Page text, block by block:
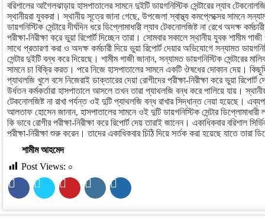
বরিশালের আগৈলঝাড়ায় হাসপাতালের সামনে দুইটি ডায়গনিস্টিক সেন্টারের ল্যাব
স্থানীয়রা যুবকরা। স্থানীয় সূত্রে জানা গেছে, উপজেলা স্বাস্থ্য কমপ্লেক্সের সামনে
ডায়গনিস্টিক সেন্টারে দীর্ঘদিন ধরে ডিপ্লোমাধারী ল্যাব টেকনোলজিষ্ট না রেখে অদক্ষ
পরীক্ষা-নিরীক্ষা করে ভুয়া রিপোর্ট দিচ্ছেন তারা। সোমবার সকালে স্থানীয় যুবক শামীম
সাথে প্রতারণা করা ও অদক্ষ কর্মচারী দিয়ে ভুয়া রিপোর্ট দেয়ার অভিযোগে সন্যামত
সেন্টার দুইটি বন্ধ করে দিয়েছে। শামীম গাজী জানান, সন্যামত ডায়গনিস্টিক সেন্টারের
সামনে চা বিক্রি করত। পরে নিজে হাসপাতালের সামনে একটি ঔষধের দোকান দেয়।
প্যাথলজি খুলে বসে নিজেরাই ডাক্তারের দেয়া রোগীদের পরীক্ষা-নিরীক্ষা করে ভুয়া
উর্ধতন কর্মকর্তারা হাসপাতালে আসলে তখন তারা প্যাথলজি বন্ধ করে পালিয়ে যায়।
টেকনোলজিষ্ট না রাখা পর্যন্ত ওই দুটি প্যাথলজি বন্ধ রাখার সিদ্ধান্ত নেয়া হয়েছে।
আলতাফ হোসেন জানান, হাসপাতালের সামনে ওই দুটি ডায়গনিস্টিক সেন্টার ডিপ্লোমাধারী
কি ভাবে রোগীর পরীক্ষা-নিরীক্ষা করে রিপোর্ট দেয় তারাই জানেন। একাধিকবার বরিশাল
পরীক্ষা-নিরীক্ষা শুরু করেন। তাদের একাধিকবার চিঠি দিয়ে সর্তক করা হয়েছে যাতে তারা
শামীম আহমেদ
Post Views: ০